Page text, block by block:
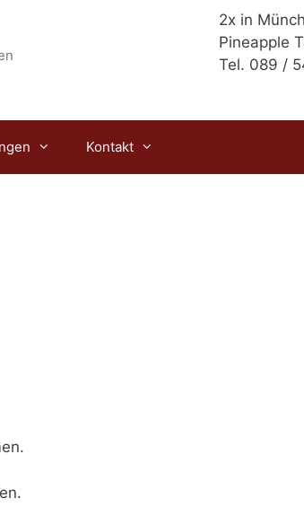
2x in
Pineapple
Tel. 089 /
Kontakt